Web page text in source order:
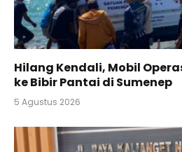
Hilang Kendali, Mobil
ke Bibir Pantai di Sumenep
5 Agustus 2026